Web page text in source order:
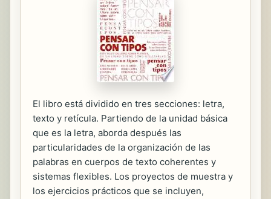
El libro está dividido en tres secciones: letra,
texto y retícula. Partiendo de la unidad básica
que es la letra, aborda después las
particularidades de la organización de las
palabras en cuerpos de texto coherentes y
sistemas flexibles. Los proyectos de muestra y
los ejercicios prácticos que se incluyen,